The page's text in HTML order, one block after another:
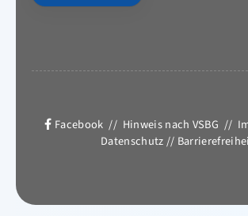
Facebook // Hinweis nach VSBG //
Datenschutz//